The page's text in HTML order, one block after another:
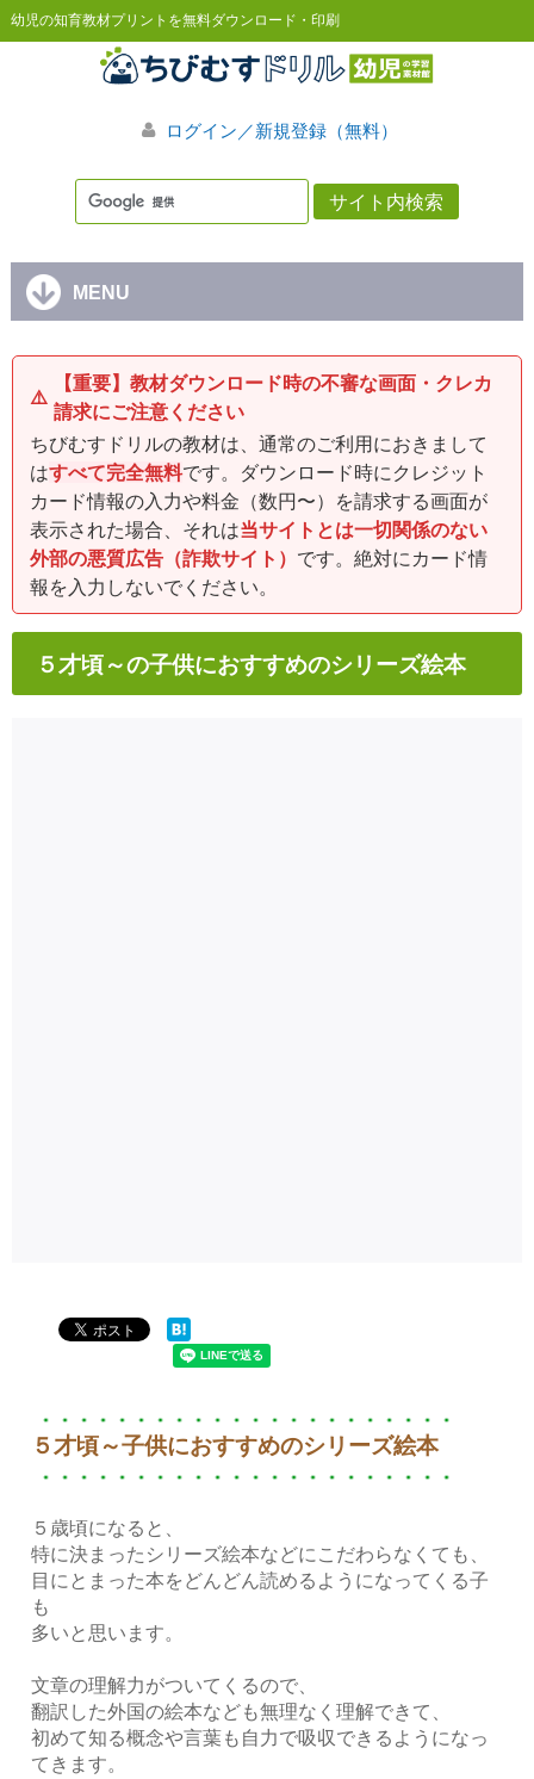
幼児の知育教材プリントを無料ダウンロード・印刷
ログイン／新規登録（無料）
MENU
⚠️
【重要】教材ダウンロード時の不審な画面・クレカ
請求にご注意ください
ちびむすドリルの教材は、通常のご利用におきまして
はすべて完全無料です。ダウンロード時にクレジット
カード情報の入力や料金（数円〜）を請求する画面が
表示された場合、それは当サイトとは一切関係のない
外部の悪質広告（詐欺サイト） です。絶対にカード情
報を入力しないでください。
５才頃～の子供におすすめのシリーズ絵本
５才頃～子供におすすめのシリーズ絵本
５歳頃になると、
特に決まったシリーズ絵本などにこだわらなくても、
目にとまった本をどんどん読めるようになってくる子
も
多いと思います。
文章の理解力がついてくるので、
翻訳した外国の絵本なども無理なく理解できて、
初めて知る概念や言葉も自力で吸収できるようになっ
てきます。